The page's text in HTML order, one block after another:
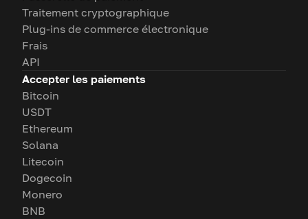
Traitement cryptographique
Plug-ins de commerce électronique
Frais
API
Accepter les paiements
Bitcoin
USDT
Ethereum
Solana
Litecoin
Dogecoin
Monero
BNB